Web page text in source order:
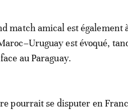
match amical est également
est évoqué,
au Paraguay.
pourrait se disputer en